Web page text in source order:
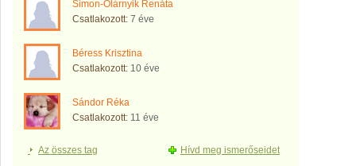
Simon-Olárnyik Renáta
Csatlakozott: 7 éve
Béress Krisztina
Csatlakozott: 10 éve
Sándor Réka
Csatlakozott: 11 éve
Az összes tag Hívd meg ismerőseidet